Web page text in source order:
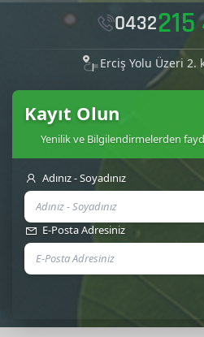
0432
Erciş Yolu Üzeri 2.
Kayıt Olun
Yenilik ve Bilgilendirmelerden
Adınız - Soyadınız
E-Posta Adresiniz